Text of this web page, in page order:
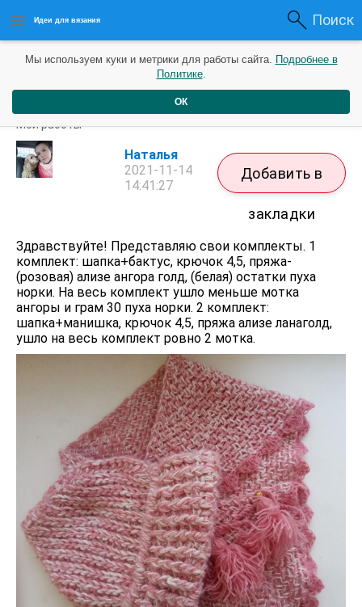
Идеи для вязания Поиск
Мои работы
Наталья
2021-11-14
14:41:27
Добавить в
закладки
Здравствуйте! Представляю свои комплекты. 1
комплект: шапка+бактус, крючок 4,5, пряжа-
(розовая) ализе ангора голд, (белая) остатки пуха
норки. На весь комплект ушло меньше мотка
ангоры и грам 30 пуха норки. 2 комплект:
шапка+манишка, крючок 4,5, пряжа ализе ланаголд,
ушло на весь комплект ровно 2 мотка.
Мы используем куки и метрики для работы сайта. Подробнее в
Политике.
ОК